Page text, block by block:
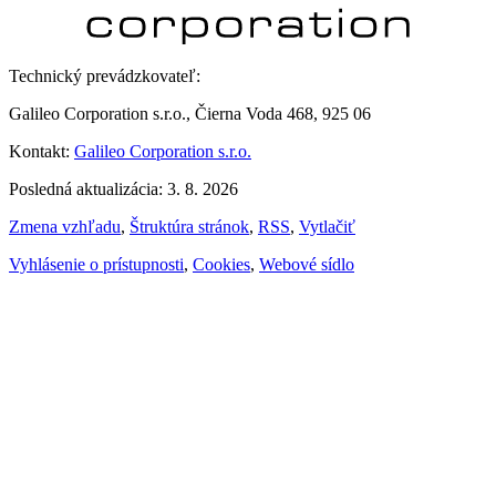
Technický prevádzkovateľ:
Galileo Corporation s.r.o., Čierna Voda 468, 925 06
Kontakt: Galileo Corporation s.r.o.
Posledná aktualizácia: 3. 8. 2026
Zmena vzhľadu, Štruktúra stránok, RSS, Vytlačiť
Vyhlásenie o prístupnosti, Cookies, Webové sídlo